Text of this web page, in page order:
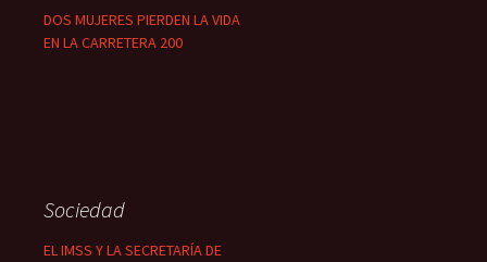
DOS MUJERES PIERDEN LA VIDA
EN LA CARRETERA 200
Sociedad
EL IMSS Y LA SECRETARÍA DE